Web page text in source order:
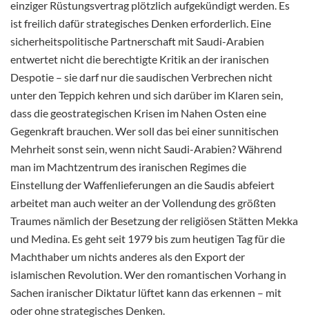
einziger Rüstungsvertrag plötzlich aufgekündigt werden. Es
ist freilich dafür strategisches Denken erforderlich. Eine
sicherheitspolitische Partnerschaft mit Saudi-Arabien
entwertet nicht die berechtigte Kritik an der iranischen
Despotie – sie darf nur die saudischen Verbrechen nicht
unter den Teppich kehren und sich darüber im Klaren sein,
dass die geostrategischen Krisen im Nahen Osten eine
Gegenkraft brauchen. Wer soll das bei einer sunnitischen
Mehrheit sonst sein, wenn nicht Saudi-Arabien? Während
man im Machtzentrum des iranischen Regimes die
Einstellung der Waffenlieferungen an die Saudis abfeiert
arbeitet man auch weiter an der Vollendung des größten
Traumes nämlich der Besetzung der religiösen Stätten Mekka
und Medina. Es geht seit 1979 bis zum heutigen Tag für die
Machthaber um nichts anderes als den Export der
islamischen Revolution. Wer den romantischen Vorhang in
Sachen iranischer Diktatur lüftet kann das erkennen – mit
oder ohne strategisches Denken.